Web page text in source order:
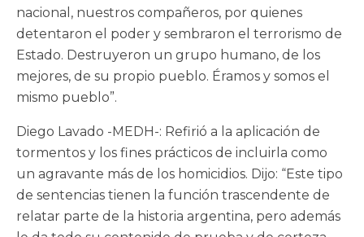
nacional, nuestros compañeros, por quienes
detentaron el poder y sembraron el terrorismo de
Estado. Destruyeron un grupo humano, de los
mejores, de su propio pueblo. Éramos y somos el
mismo pueblo”.
Diego Lavado -MEDH-: Refirió a la aplicación de
tormentos y los fines prácticos de incluirla como
un agravante más de los homicidios. Dijo: “Este tipo
de sentencias tienen la función trascendente de
relatar parte de la historia argentina, pero además